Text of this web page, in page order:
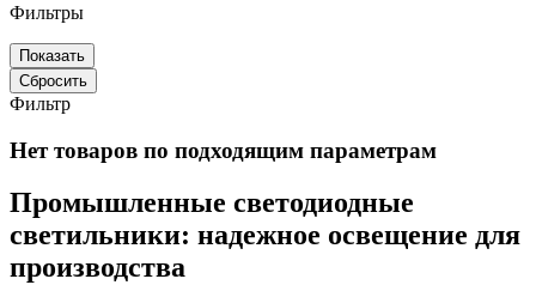
Фильтры
Показать
Фильтр
Нет товаров по подходящим параметрам
Промышленные светодиодные
светильники: надежное освещение для
производства